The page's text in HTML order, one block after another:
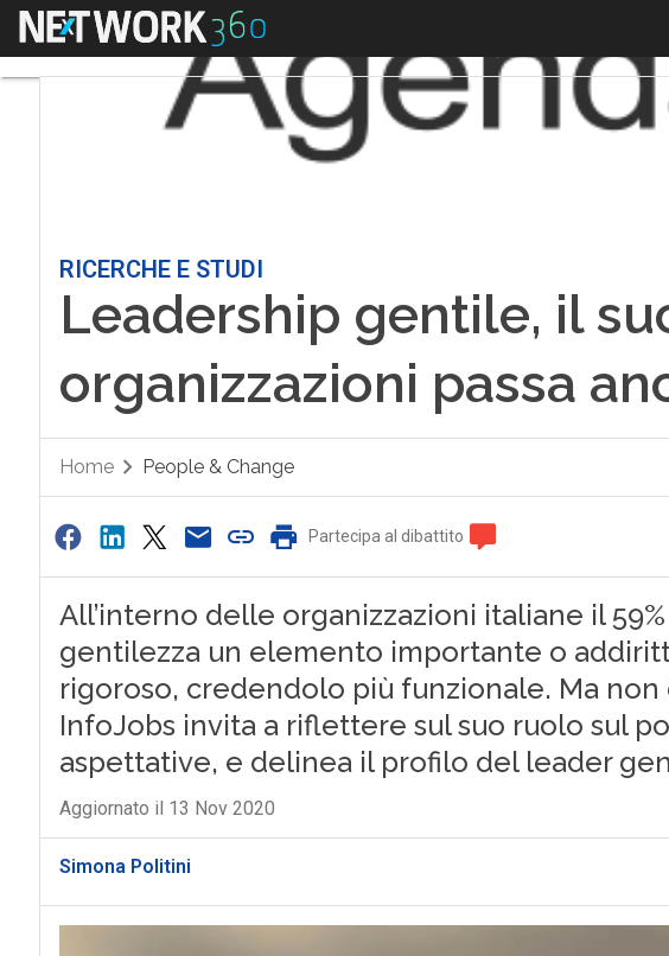
Menu
RICERCHE E STUDI
Leadership gentile, il
organizzazioni passa
Home People & Change
Partecipa al dibattito
All’interno delle organizzazioni italiane il
gentilezza un elemento importante o
rigoroso, credendolo più funzionale. Ma non
InfoJobs invita a riflettere sul suo ruolo sul
aspettative, e delinea il profilo del leader
Aggiornato il 13 Nov 2020
Simona Politini